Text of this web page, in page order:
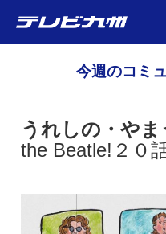
今週のコミ
うれしの・やま
the Beatle!２０